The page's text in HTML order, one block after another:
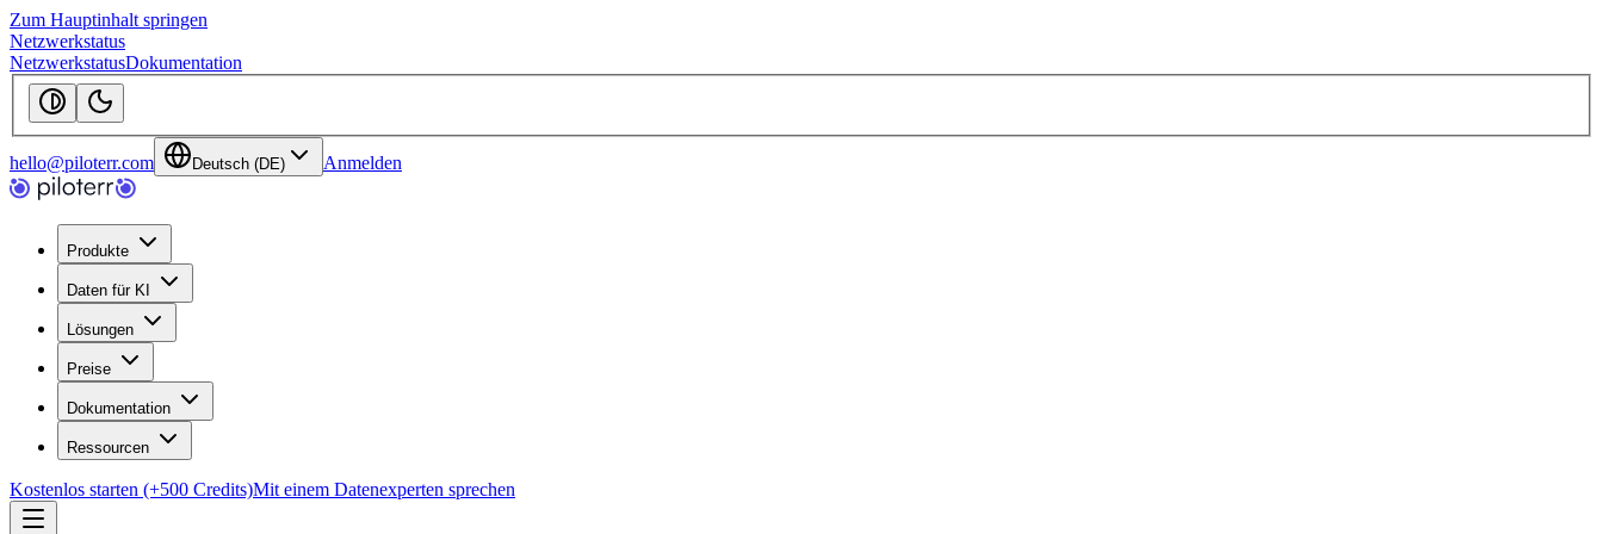
Zum Hauptinhalt springen
Netzwerkstatus
NetzwerkstatusDokumentation
hello@piloterr.com Deutsch (DE) Anmelden
Produkte
Daten für KI
Lösungen
Preise
Dokumentation
Ressourcen
Kostenlos starten (+500 Credits)Mit einem Datenexperten sprechen